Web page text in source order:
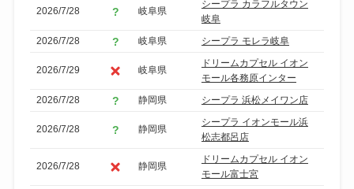
2026/7/28 岐阜県
シープラ カラフルタウン
岐阜
2026/7/28
岐阜県 シープラ モレラ岐阜
2026/7/29 岐阜県
ドリームカプセル イオン
モール各務原インター
2026/7/28
静岡県 シープラ 浜松メイワン店
2026/7/28 静岡県
シープラ イオンモール浜
松志都呂店
2026/7/28 静岡県
ドリームカプセル イオン
モール富士宮